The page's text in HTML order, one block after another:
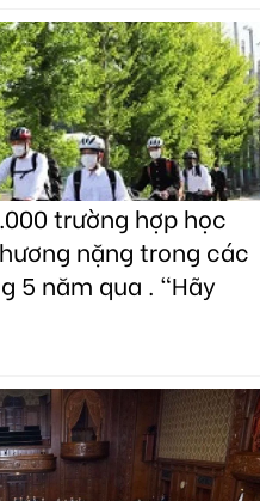
trường hợp học
nặng trong các
5 năm qua . "Hãy